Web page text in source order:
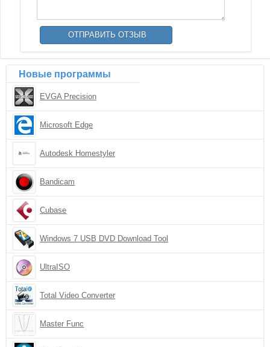
Новые программы
EVGA Precision
Microsoft Edge
Autodesk Homestyler
Bandicam
Cubase
Windows 7 USB DVD Download Tool
UltraISO
Total Video Converter
Master Func